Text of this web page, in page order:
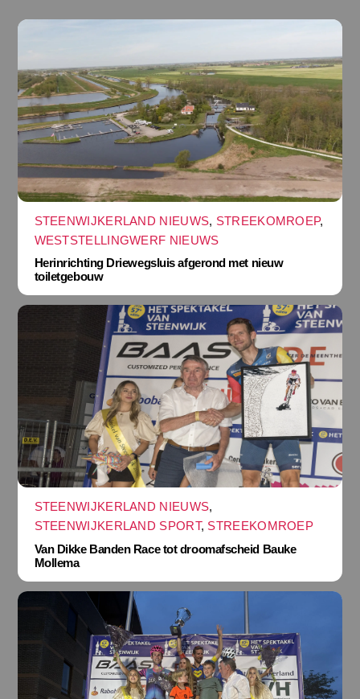
STEENWIJKERLAND NIEUWS, STREEKOMROEP,
WESTSTELLINGWERF NIEUWS
Herinrichting Driewegsluis afgerond met nieuw
toiletgebouw
STEENWIJKERLAND NIEUWS,
STEENWIJKERLAND SPORT, STREEKOMROEP
Van Dikke Banden Race tot droomafscheid Bauke
Mollema